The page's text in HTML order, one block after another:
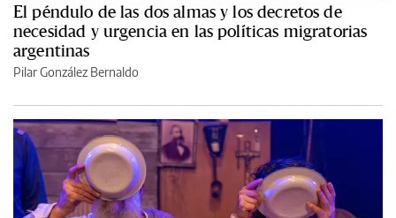
El péndulo de las dos almas y los decretos de
necesidad y urgencia en las políticas migratorias
argentinas
Pilar González Bernaldo